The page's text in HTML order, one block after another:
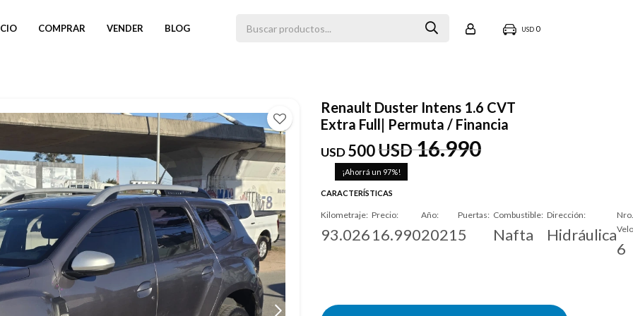
COMPRAR VENDER BLOG USD 0
Renault Duster Intens 1.6 CVT
Extra Full| Permuta / Financia
USD500USD16.990
97
CARACTERÍSTICAS
Kilometraje
93.026
Precio
16.990
Año
2021
Puertas
5
Combustible
Nafta
Dirección
Hidráulica
Nro.
6